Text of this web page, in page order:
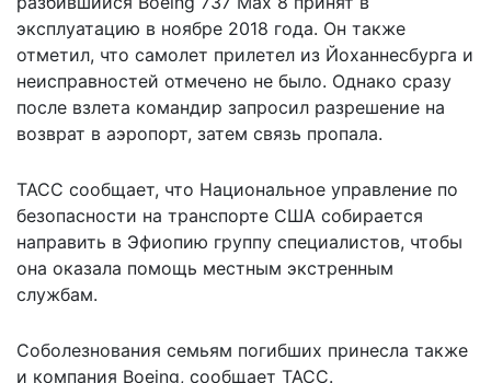
эксплуатацию в ноябре 2018 года. Он также
отметил, что самолет прилетел из Йоханнесбурга и
неисправностей отмечено не было. Однако сразу
после взлета командир запросил разрешение на
возврат в аэропорт, затем связь пропала.
ТАСС сообщает, что Национальное управление по
безопасности на транспорте США собирается
направить в Эфиопию группу специалистов, чтобы
она оказала помощь местным экстренным
службам.
Соболезнования семьям погибших принесла также
и компания Boeing, сообщает ТАСС.